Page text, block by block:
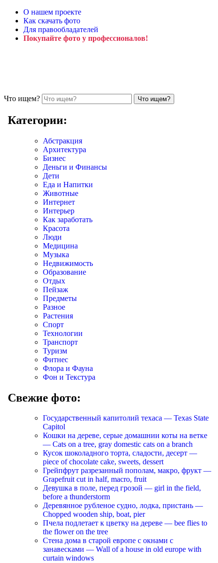
О нашем проекте
Как скачать фото
Для правообладателей
Покупайте фото у профессионалов!
Что ищем?
Категории:
Абстракция
Архитектура
Бизнес
Деньги и Финансы
Дети
Еда и Напитки
Животные
Интернет
Интерьер
Как заработать
Красота
Люди
Медицина
Музыка
Недвижимость
Образование
Отдых
Пейзаж
Предметы
Разное
Растения
Спорт
Технологии
Транспорт
Туризм
Фитнес
Флора и Фауна
Фон и Текстура
Свежие фото:
Государственный капитолий техаса — Texas State
Capitol
Кошки на дереве, серые домашнии коты на ветке
— Cats on a tree, gray domestic cats on a branch
Кусок шоколадного торта, сладости, десерт —
piece of chocolate cake, sweets, dessert
Грейпфрут разрезанный пополам, макро, фрукт —
Grapefruit cut in half, macro, fruit
Девушка в поле, перед грозой — girl in the field,
before a thunderstorm
Деревянное рубленое судно, лодка, пристань —
Chopped wooden ship, boat, pier
Пчела подлетает к цветку на дереве — bee flies to
the flower on the tree
Стена дома в старой европе с окнами с
занавесками — Wall of a house in old europe with
curtain windows